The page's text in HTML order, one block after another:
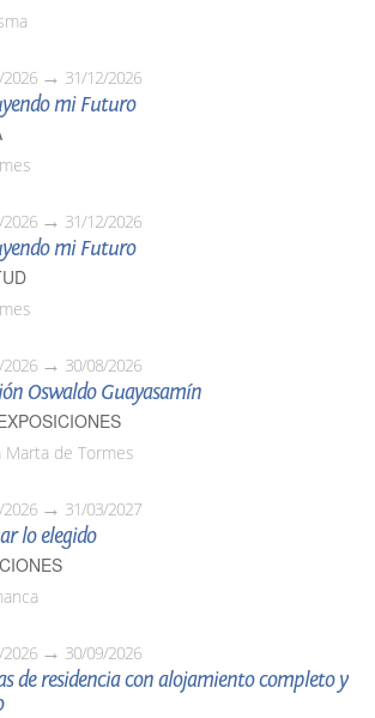
31/12/2026
mi Futuro
31/12/2026
mi Futuro
30/08/2026
Oswaldo Guayasamín
Marta de Tormes
31/03/2027
lo elegido
30/09/2026
de residencia con alojamiento completo y